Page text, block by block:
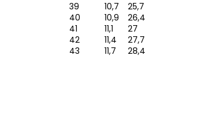
39
10,7
25,7
40
10,9
26,4
41
11,1
27
42
11,4
27,7
43
11,7 28,4